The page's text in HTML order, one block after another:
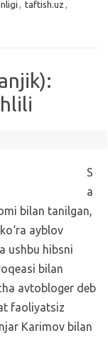
, taftish.uz ,
S
a
bilan tanilgan,
ayblov
ushbu hibsni
bilan
avtobloger deb
faoliyatsiz
Karimov bilan